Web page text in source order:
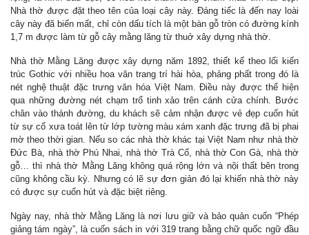
Nhà thờ được đặt theo tên của loại cây này. Đáng tiếc là đến nay loài
cây này đã biến mất, chỉ còn dấu tích là một bàn gỗ tròn có đường kính
1,7 m được làm từ gỗ cây mằng lăng từ thuở xây dựng nhà thờ.
Nhà thờ Mằng Lăng được xây dựng năm 1892, thiết kế theo lối kiến
trúc Gothic với nhiều hoa văn trang trí hài hòa, phảng phất trong đó là
nét nghệ thuật đặc trưng văn hóa Việt Nam. Điều này được thể hiện
qua những đường nét chạm trổ tinh xảo trên cánh cửa chính. Bước
chân vào thánh đường, du khách sẽ cảm nhận được vẻ đẹp cuốn hút
từ sự cổ xưa toát lên từ lớp tường màu xám xanh đặc trưng đã bị phai
mờ theo thời gian. Nếu so các nhà thờ khác tại Việt Nam như nhà thờ
Đức Bà, nhà thờ Phú Nhai, nhà thờ Trà Cổ, nhà thờ Con Gà, nhà thờ
gỗ… thì nhà thờ Mằng Lăng không quá rộng lớn và nội thất bên trong
cũng không cầu kỳ. Nhưng có lẽ sự đơn giản đó lại khiến nhà thờ này
có được sự cuốn hút và đặc biệt riêng.
Ngày nay, nhà thờ Mằng Lăng là nơi lưu giữ và bảo quản cuốn “Phép
giảng tám ngày”, là cuốn sách in với 319 trang bằng chữ quốc ngữ đầu